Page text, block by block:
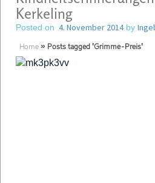
Kerkeling
Posted on 4. November 2014by
Home » Posts tagged 'Grimme-Preis'